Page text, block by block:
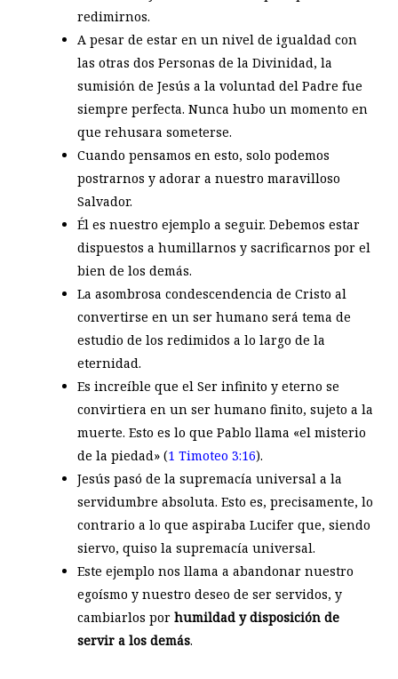
redimirnos.
A pesar de estar en un nivel de igualdad con
las otras dos Personas de la Divinidad, la
sumisión de Jesús a la voluntad del Padre fue
siempre perfecta. Nunca hubo un momento en
que rehusara someterse.
Cuando pensamos en esto, solo podemos
postrarnos y adorar a nuestro maravilloso
Salvador.
Él es nuestro ejemplo a seguir. Debemos estar
dispuestos a humillarnos y sacrificarnos por el
bien de los demás.
La asombrosa condescendencia de Cristo al
convertirse en un ser humano será tema de
estudio de los redimidos a lo largo de la
eternidad.
Es increíble que el Ser infinito y eterno se
convirtiera en un ser humano finito, sujeto a la
muerte. Esto es lo que Pablo llama «el misterio
de la piedad» (1 Timoteo 3:16).
Jesús pasó de la supremacía universal a la
servidumbre absoluta. Esto es, precisamente, lo
contrario a lo que aspiraba Lucifer que, siendo
siervo, quiso la supremacía universal.
Este ejemplo nos llama a abandonar nuestro
egoísmo y nuestro deseo de ser servidos, y
cambiarlos por humildad y disposición de
servir a los demás.